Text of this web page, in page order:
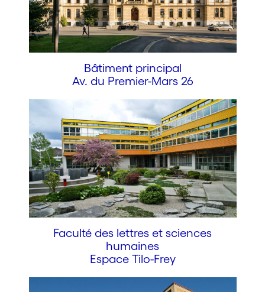
Bâtiment principal
Av. du Premier-Mars 26
Faculté des lettres et sciences
humaines
Espace Tilo-Frey